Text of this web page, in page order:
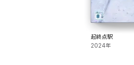
起終点駅
2024年